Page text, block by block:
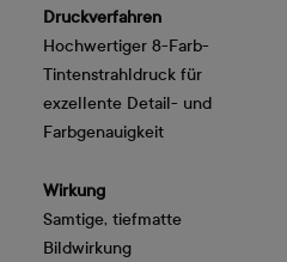
Druckverfahren
Hochwertiger 8-Farb-
Tintenstrahldruck für
exzellente Detail- und
Farbgenauigkeit
Wirkung
Samtige, tiefmatte
Bildwirkung